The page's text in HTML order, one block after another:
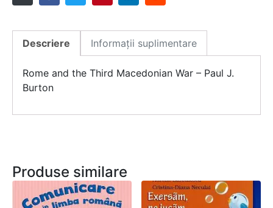
Descriere Informații suplimentare
Rome and the Third Macedonian War – Paul J.
Burton
Produse similare